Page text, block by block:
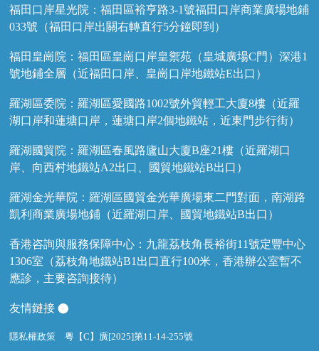
福田口岸星光院：福田區裕亨路3-1號福田口岸商業廣場地鋪
033號（福田口岸出關右轉直行5分鐘即到）
福田皇崗院：福田區皇崗口岸皇禦苑（皇城廣場C門）深港1
號地鋪全層（近福田口岸、皇崗口岸地鐵站E出口）
羅湖區委院：羅湖區愛國路1002號外貿輕工大廈8樓（近羅
湖口岸和蓮塘口岸，蓮塘口岸2個地鐵站，近東門步行街）
羅湖國貿院：羅湖區春風路廬山大廈B座21樓（近羅湖口
岸、向西村地鐵站A2出口、國貿地鐵站B出口）
羅湖金光華院：羅湖區國貿金光華廣場東二門對面，南湖路
凱利商業廣場地鋪（近羅湖口岸、國貿地鐵站B出口）
香港咨詢與服務保障中心：九龍荔枝角長裕街11號定豐中心
1306室（荔枝角地鐵站B1出口直行100米，香港辦公室暫不
應診，主要咨詢接待）
友情鏈接
隱私權政策 粵【C】廣[2025]第11-14-255號